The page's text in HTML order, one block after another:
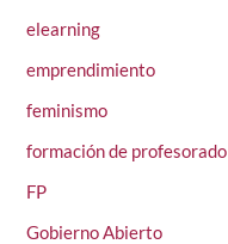
elearning
emprendimiento
feminismo
formación de profesorado
FP
Gobierno Abierto